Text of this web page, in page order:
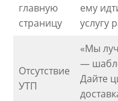
главную
страницу
ему
услугу
Отсутствие
УТП
«Мы
—
Дайте